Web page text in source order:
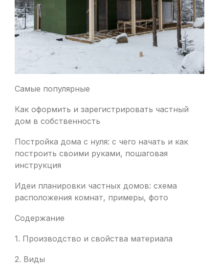
Самые популярные
Как оформить и зарегистрировать частный
дом в собственность
Постройка дома с нуля: с чего начать и как
построить своими руками, пошаговая
инструкция
Идеи планировки частных домов: схема
расположения комнат, примеры, фото
Содержание
1. Производство и свойства материала
2. Виды